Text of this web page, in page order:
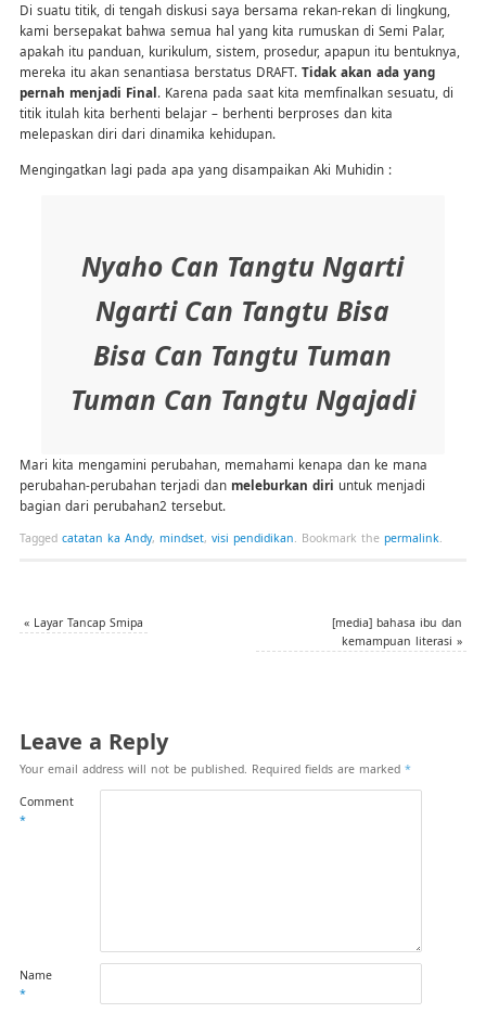
Di suatu titik, di tengah diskusi saya bersama rekan-rekan di lingkung,
kami bersepakat bahwa semua hal yang kita rumuskan di Semi Palar,
apakah itu panduan, kurikulum, sistem, prosedur, apapun itu bentuknya,
mereka itu akan senantiasa berstatus DRAFT. Tidak akan ada yang
pernah menjadi Final. Karena pada saat kita memfinalkan sesuatu, di
titik itulah kita berhenti belajar – berhenti berproses dan kita
melepaskan diri dari dinamika kehidupan.
Mengingatkan lagi pada apa yang disampaikan Aki Muhidin :
Nyaho Can Tangtu Ngarti
Ngarti Can Tangtu Bisa
Bisa Can Tangtu Tuman
Tuman Can Tangtu Ngajadi
Mari kita mengamini perubahan, memahami kenapa dan ke mana
perubahan-perubahan terjadi dan meleburkan diri untuk menjadi
bagian dari perubahan2 tersebut.
Tagged catatan ka Andy, mindset, visi pendidikan. Bookmark the permalink.
«Layar Tancap Smipa
[media] bahasa ibu dan
kemampuan literasi»
Leave a Reply
Your email address will not be published. Required fields are marked *
Comment
*
Name
*